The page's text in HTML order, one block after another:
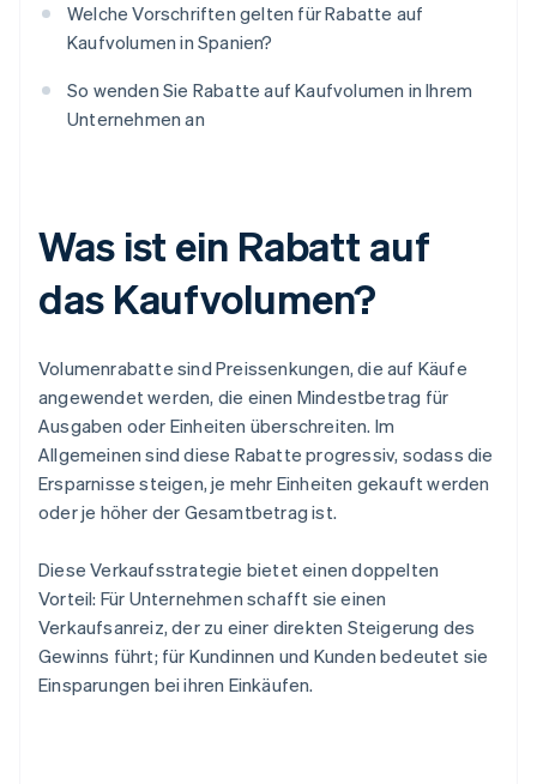
Welche Vorschriften gelten für Rabatte auf
Kaufvolumen in Spanien?
So wenden Sie Rabatte auf Kaufvolumen in Ihrem
Unternehmen an
Was ist ein Rabatt auf
das Kaufvolumen?
Volumenrabatte sind Preissenkungen, die auf Käufe
angewendet werden, die einen Mindestbetrag für
Ausgaben oder Einheiten überschreiten. Im
Allgemeinen sind diese Rabatte progressiv, sodass die
Ersparnisse steigen, je mehr Einheiten gekauft werden
oder je höher der Gesamtbetrag ist.
Diese Verkaufsstrategie bietet einen doppelten
Vorteil: Für Unternehmen schafft sie einen
Verkaufsanreiz, der zu einer direkten Steigerung des
Gewinns führt; für Kundinnen und Kunden bedeutet sie
Einsparungen bei ihren Einkäufen.